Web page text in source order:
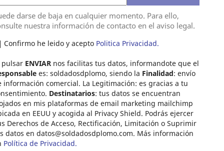
darse de baja en cualquier momento. Para ello,
nuestra información de contacto en el aviso legal.
Confirmo he leido y acepto Politica Privacidad.
pulsar ENVIARnos facilitas tus datos, informandote que el
es: soldadosdplomo, siendo la Finalidad: envío
información comercial. La Legitimación: es gracias a tu
Destinatarios: tus datos se encuentran
en mis plataformas de email marketing mailchimp
en EEUU y acogida al Privacy Shield. Podrás ejercer
Derechos de Acceso, Rectificación, Limitación o Suprimir
datos en datos@soldadosdplomo.com. Más información
Política de Privacidad.